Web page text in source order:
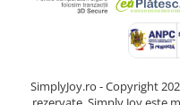
SimplyJoy.ro - Copyright